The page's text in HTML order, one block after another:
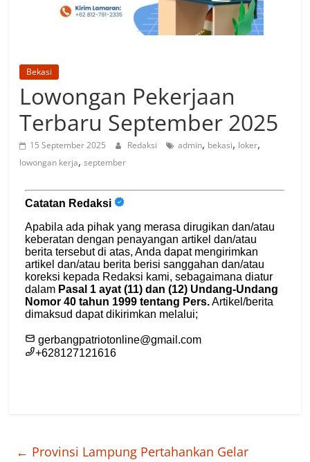
Bekasi
Lowongan Pekerjaan
Terbaru September 2025
15 September 2025 Redaksi admin, bekasi, loker,
lowongan kerja,september
← Provinsi Lampung Pertahankan Gelar